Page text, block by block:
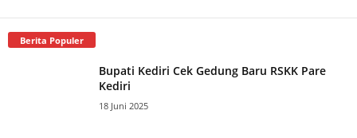
Berita Populer
Bupati Kediri Cek Gedung Baru RSKK Pare
Kediri
18 Juni 2025